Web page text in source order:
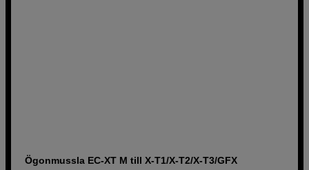
Ögonmussla EC-XT M till X-T1/X-T2/X-T3/GFX